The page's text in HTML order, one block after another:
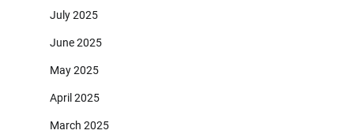
July 2025
June 2025
May 2025
April 2025
March 2025